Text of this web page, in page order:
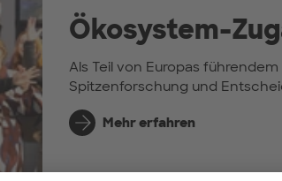
Ökosystem-
Als Teil von Europas
Spitzenforschung und
Mehr erfahren